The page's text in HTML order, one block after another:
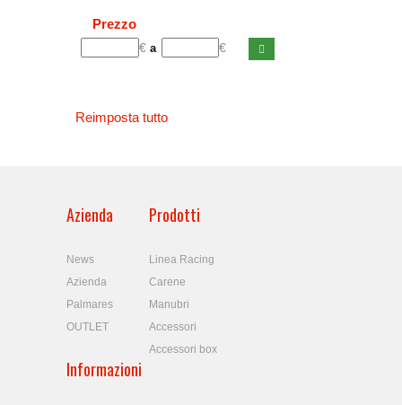
Prezzo
€ a €
Reimposta tutto
Azienda
News
Azienda
Palmares
OUTLET
Prodotti
Linea Racing
Carene
Manubri
Accessori
Accessori box
Informazioni